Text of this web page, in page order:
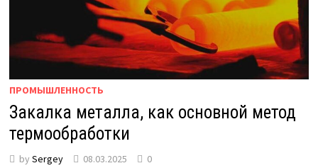
ПРОМЫШЛЕННОСТЬ
Закалка металла, как основной метод
термообработки
by Sergey 08.03.2025 0